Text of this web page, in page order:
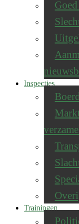
Inspecties
Trainingen